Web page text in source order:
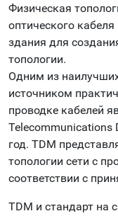
Физическая
оптического
здания для
топологии.
Одним из
источником
проводке кабелей
Telecommunications
год. TDM
топологии сети с
соответствии с
TDM и стандарт на